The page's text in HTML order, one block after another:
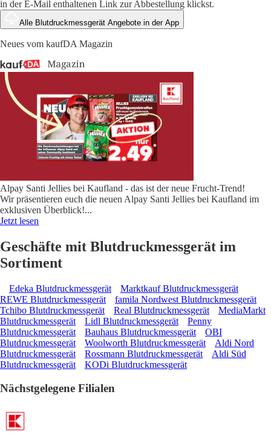
in der E-Mail enthaltenen Link zur Abbestellung klickst.
Alle Blutdruckmessgerät Angebote in der App
Neues vom kaufDA Magazin
Alpay Santi Jellies bei Kaufland - das ist der neue Frucht-Trend!
Wir präsentieren euch die neuen Alpay Santi Jellies bei Kaufland im
exklusiven Überblick!...
Jetzt lesen
Geschäfte mit Blutdruckmessgerät im
Sortiment
Edeka Blutdruckmessgerät
Marktkauf Blutdruckmessgerät
REWE Blutdruckmessgerät
famila Nordwest Blutdruckmessgerät
Tchibo Blutdruckmessgerät
Real Blutdruckmessgerät
MediaMarkt
Blutdruckmessgerät
Lidl Blutdruckmessgerät
Penny
Blutdruckmessgerät
Bauhaus Blutdruckmessgerät
OBI
Blutdruckmessgerät
Woolworth Blutdruckmessgerät
Aldi Nord
Blutdruckmessgerät
Rossmann Blutdruckmessgerät
Aldi Süd
Blutdruckmessgerät
KODi Blutdruckmessgerät
Nächstgelegene Filialen